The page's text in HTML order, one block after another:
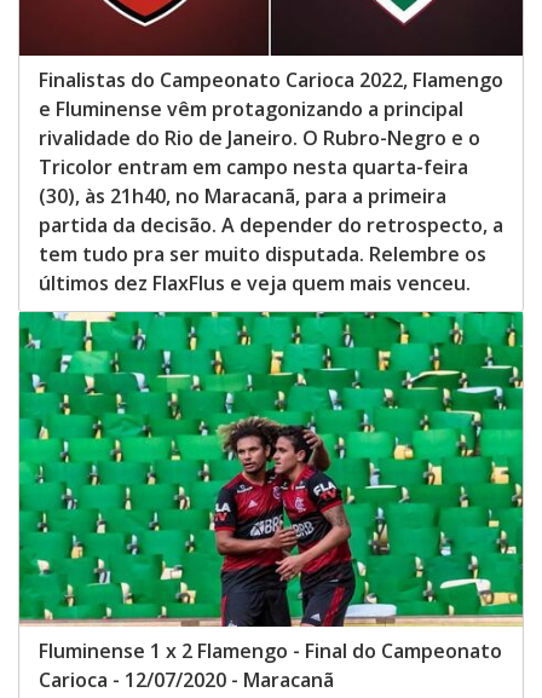
Finalistas do Campeonato Carioca 2022, Flamengo
e Fluminense vêm protagonizando a principal
rivalidade do Rio de Janeiro. O Rubro-Negro e o
Tricolor entram em campo nesta quarta-feira
(30), às 21h40, no Maracanã, para a primeira
partida da decisão. A depender do retrospecto, a
tem tudo pra ser muito disputada. Relembre os
últimos dez FlaxFlus e veja quem mais venceu.
Fluminense 1 x 2 Flamengo - Final do Campeonato
Carioca - 12/07/2020 - Maracanã